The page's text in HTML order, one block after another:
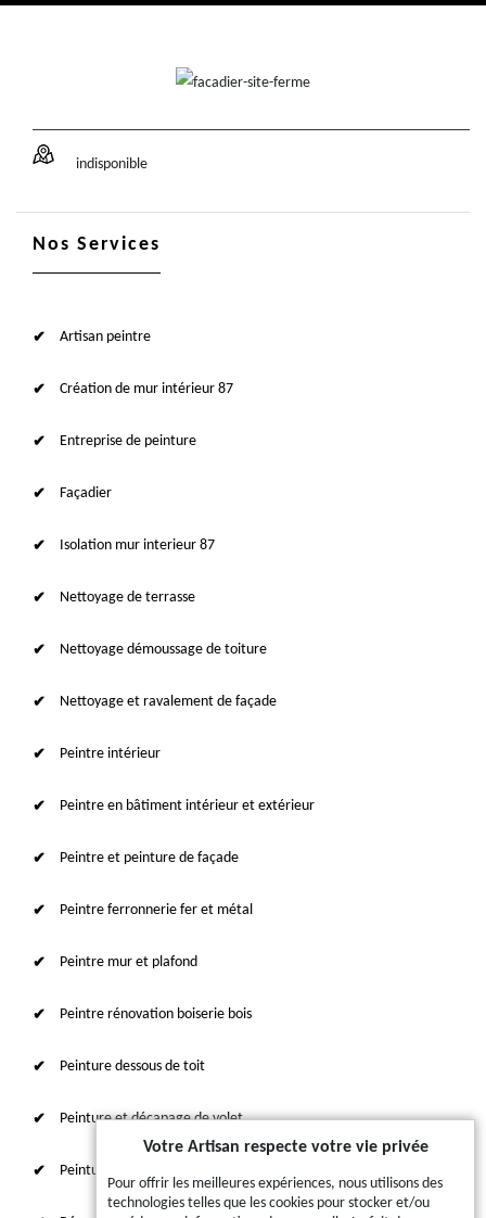
indisponible
Nos Services
Artisan peintre
Création de mur intérieur 87
Entreprise de peinture
Façadier
Isolation mur interieur 87
Nettoyage de terrasse
Nettoyage démoussage de toiture
Nettoyage et ravalement de façade
Peintre intérieur
Peintre en bâtiment intérieur et extérieur
Peintre et peinture de façade
Peintre ferronnerie fer et métal
Peintre mur et plafond
Peintre rénovation boiserie bois
Peinture dessous de toit
Peinture et décapage de volet
Peinture sur tuile et toiture
Votre Artisan respecte votre vie privée
Pour offrir les meilleures expériences, nous utilisons des
technologies telles que les cookies pour stocker et/ou